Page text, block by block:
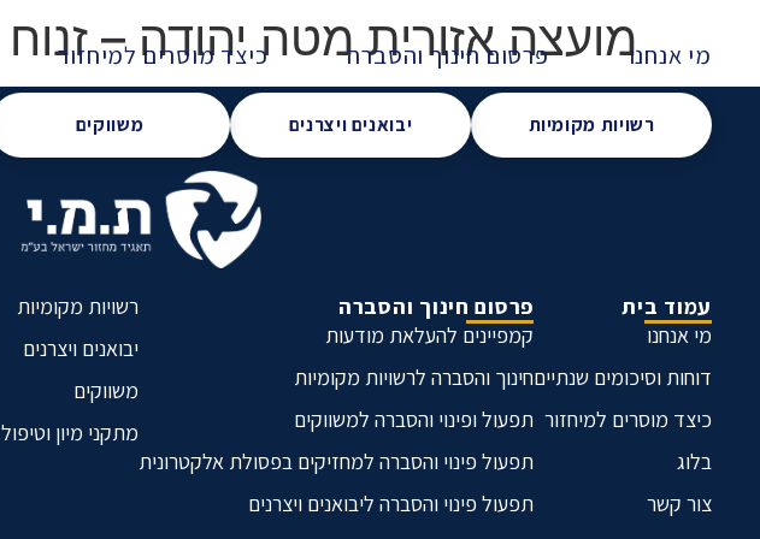
מי אנחנו פרסום חינוך והסברה כיצד מוסרים למיחזור
רשויות מקומיות יבואנים ויצרנים משווקים
מועצה אזורית מטה יהודה – זנוח
עמוד בית
מי אנחנו
דוחות וסיכומים שנתיים
כיצד מוסרים למיחזור
בלוג
צור קשר
פרסום חינוך והסברה
קמפיינים להעלאת מודעות
חינוך והסברה לרשויות מקומיות
תפעול ופינוי והסברה למשווקים
תפעול פינוי והסברה למחזיקים בפסולת אלקטרונית
תפעול פינוי והסברה ליבואנים ויצרנים
רשויות מקומיות
יבואנים ויצרנים
משווקים
מתקני מיון וטיפול